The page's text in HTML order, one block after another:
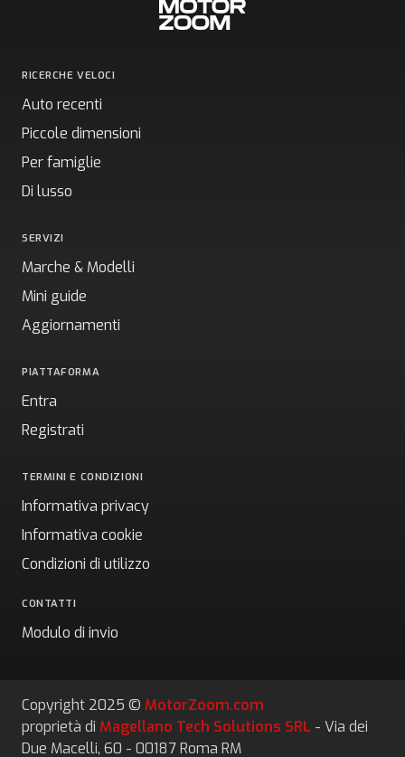
RICERCHE VELOCI
Auto recenti
Piccole dimensioni
Per famiglie
Di lusso
SERVIZI
Marche & Modelli
Mini guide
Aggiornamenti
PIATTAFORMA
Entra
Registrati
TERMINI E CONDIZIONI
Informativa privacy
Informativa cookie
Condizioni di utilizzo
CONTATTI
Modulo di invio
Copyright 2025 © MotorZoom.com
proprietà di Magellano Tech Solutions SRL - Via dei
Due Macelli, 60 - 00187 Roma RM